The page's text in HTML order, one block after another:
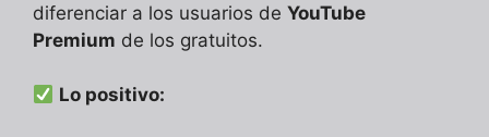
diferenciar a los usuarios de YouTube
Premium de los gratuitos.
Lo positivo: